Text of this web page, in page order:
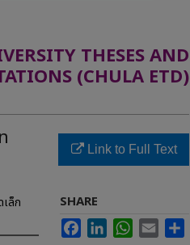
THESES AND
(CHULA ETD)
ล็ก
Link to Full Text
SHARE
FacebookLinkedInWhatsApp
Email